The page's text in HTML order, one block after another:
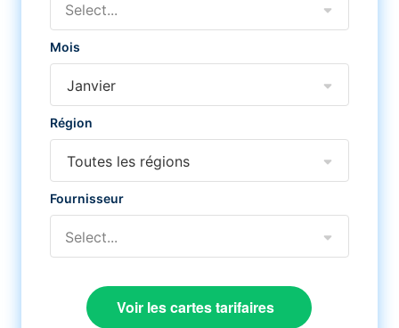
Select...
Mois
Janvier
Région
Toutes les régions
Fournisseur
Select...
Voir les cartes tarifaires